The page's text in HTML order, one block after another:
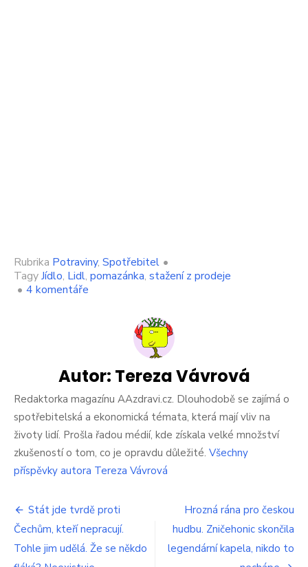
Rubrika Potraviny, Spotřebitel •
TagyJídlo, Lidl, pomazánka, stažení z prodeje
• 4 komentáře
něco
hrozného.
Okamžitě
to
vyhoďte.
Takhle
to
vypadalo,
kupovali
velkém
Autor: Tereza Vávrová
Redaktorka magazínu AAzdravi.cz. Dlouhodobě se zajímá o
spotřebitelská a ekonomická témata, která mají vliv na
životy lidí. Prošla řadou médií, kde získala velké množství
zkušeností o tom, co je opravdu důležité. Všechny
příspěvky autora Tereza Vávrová
Navigace
pro
příspěvek
Stát jde tvrdě proti
Čechům, kteří nepracují.
Tohle jim udělá. Že se někdo
Hrozná rána pro českou
hudbu. Zničehonic skončila
legendární kapela, nikdo to